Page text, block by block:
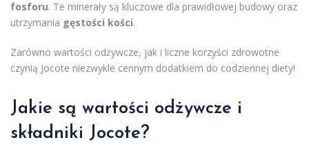
fosforu. Te minerały są kluczowe dla prawidłowej budowy oraz
utrzymania gęstości kości.
Zarówno wartości odżywcze, jak i liczne korzyści zdrowotne
czynią Jocote niezwykle cennym dodatkiem do codziennej diety!
Jakie są wartości odżywcze i
składniki Jocote?